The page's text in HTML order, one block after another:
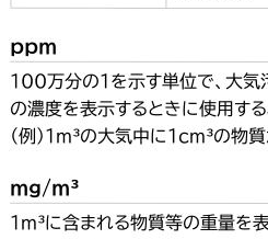
ppm
100万分の1を示す単位で、大気
の濃度を表示するときに使用する
（例）1m³の大気中に１cm³の物
mg/m³
１m³に含まれる物質等の重量を